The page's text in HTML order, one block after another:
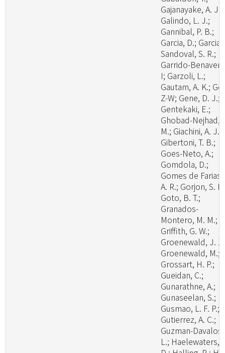
Gajanayake, A. J.;
Galindo, L. J.;
Gannibal, P. B.;
Garcia, D.; Garcia-
Sandoval, S. R.;
Garrido-
I; Garzoli, L.;
Gautam, A. K.; Ge,
Z-W; Gene, D. J.;
Gentekaki, E.;
Ghobad-Nejhad,
M.; Giachini, A. J.;
Gibertoni, T. B.;
Goes-Neto, A.;
Gomdola, D.;
Gomes de Farias,
A. R.; Gorjon, S.
Goto, B. T.;
Granados-
Montero, M. M.;
Griffith, G. W.;
Groenewald, J.
Groenewald, M.;
Grossart, H. P.;
Gueidan, C.;
Gunarathne, A.;
Gunaseelan, S.;
Gusmao, L. F. P.;
Gutierrez, A. C.;
Guzman-Davalos,
L.; Haelewaters,